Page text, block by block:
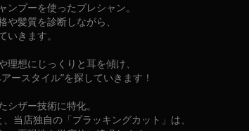
ンプーを使ったプレシャン。
や髪質を診断しながら、
いきます。
理想にじっくりと耳を傾け、
ースタイル”を探していきます！
シザー技術に特化。
当店独自の「プラッキングカット」は、